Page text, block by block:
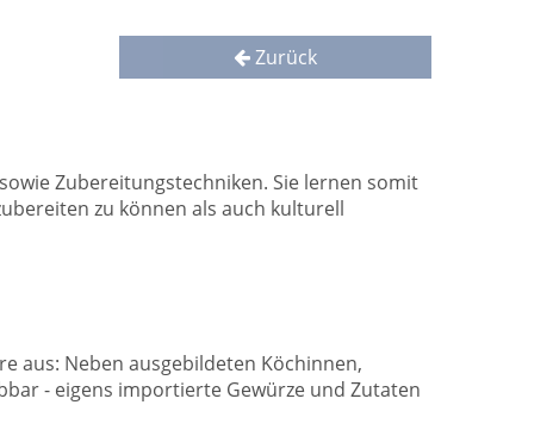
Zurück
Zubereitungstechniken. Sie lernen somit
zu können als auch kulturell
aus: Neben ausgebildeten Köchinnen,
- eigens importierte Gewürze und Zutaten